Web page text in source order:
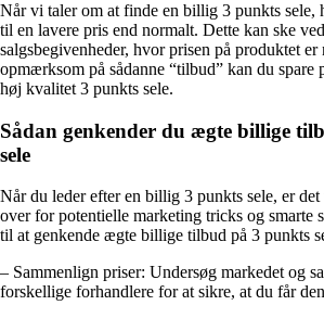
Når vi taler om at finde en billig 3 punkts sele,
til en lavere pris end normalt. Dette kan ske
salgsbegivenheder, hvor prisen på produktet
opmærksom på sådanne “tilbud” kan du spare
høj kvalitet 3 punkts sele.
Sådan genkender du ægte billige
sele
Når du leder efter en billig 3 punkts sele, er
over for potentielle marketing tricks og smarte
til at genkende ægte billige tilbud på 3 punkts
– Sammenlign priser: Undersøg markedet og
forskellige forhandlere for at sikre, at du får